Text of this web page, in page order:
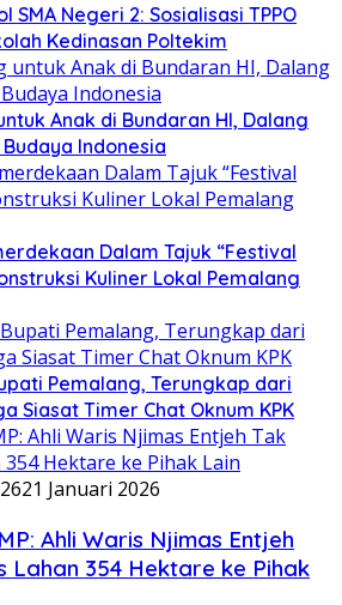
SMA Negeri 2: Sosialisasi TPPO
Kedinasan Poltekim
Anak di Bundaran HI, Dalang
Indonesia
Dalam Tajuk “Festival
Kuliner Lokal Pemalang
Pemalang, Terungkap dari
Siasat Timer Chat Oknum KPK
21 Januari 2026
Ahli Waris Njimas Entjeh
Lahan 354 Hektare ke Pihak